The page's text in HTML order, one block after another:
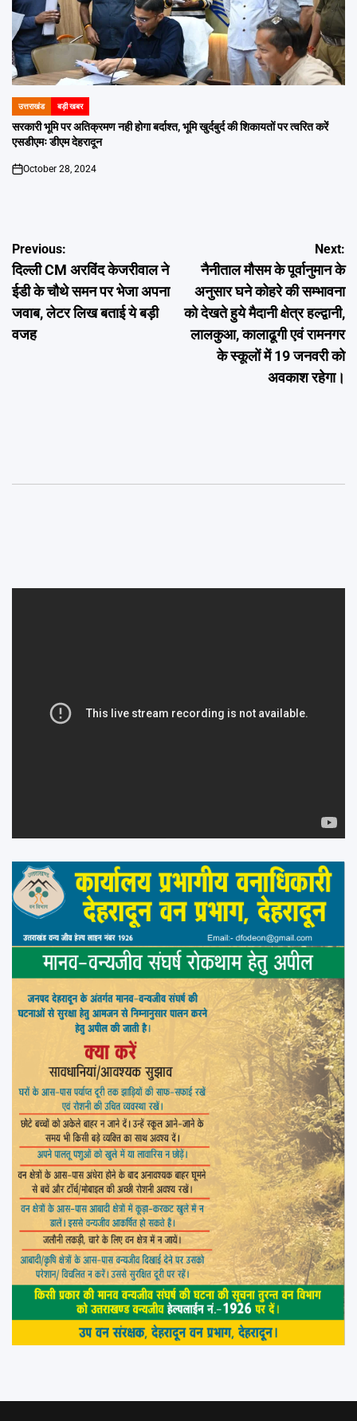
POSTED
IN
उत्तराखंड बड़ी खबर
सरकारी भूमि पर अतिक्रमण नही होगा बर्दाश्त, भूमि खुर्दबुर्द की शिकायतों पर त्वरित करें
एसडीएमः डीएम देहरादून
on
October 28, 2024
Post
navigation
Previous:
दिल्ली CM अरविंद केजरीवाल ने
ईडी के चौथे समन पर भेजा अपना
जवाब, लेटर लिख बताई ये बड़ी
वजह
Next:
नैनीताल मौसम के पूर्वानुमान के
अनुसार घने कोहरे की सम्भावना
को देखते हुये मैदानी क्षेत्र हल्द्वानी,
लालकुआ, कालाढूगी एवं रामनगर
के स्कूलों में 19 जनवरी को
अवकाश रहेगा।